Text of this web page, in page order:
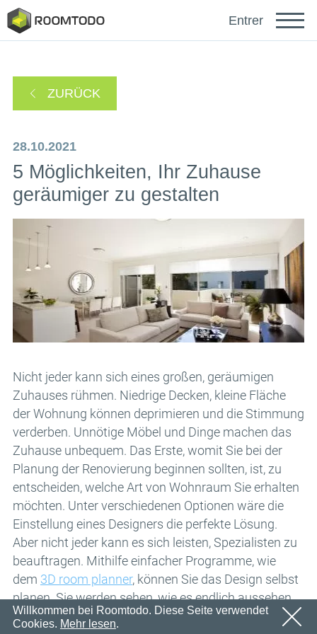
sich anmelden mit
oder
Email
Passwort
OK
Anmeldung Passwort erinnern
Danke für die Registrierung
Wir werden in Kürze eine E-Mail mit einem
aktivieren
OK
Ein Link zur Passwortwiederherstellung wurde an
Ihre E-Mail-Adresse gesendet.
OK
Entrer
ZURÜCK
28.10.2021
5 Möglichkeiten, Ihr Zuhause
geräumiger zu gestalten
Nicht jeder kann sich eines großen, geräumigen
Zuhauses rühmen. Niedrige Decken, kleine Fläche
der Wohnung können deprimieren und die Stimmung
verderben. Unnötige Möbel und Dinge machen das
Zuhause unbequem. Das Erste, womit Sie bei der
Planung der Renovierung beginnen sollten, ist, zu
entscheiden, welche Art von Wohnraum Sie erhalten
möchten. Unter verschiedenen Optionen wäre die
Einstellung eines Designers die perfekte Lösung.
Aber nicht jeder kann es sich leisten, Spezialisten zu
beauftragen. Mithilfe einfacher Programme, wie
dem 3D room planner, können Sie das Design selbst
planen. Sie werden sehen, wie es endlich aussehen
wird. Die Werkzeuge dieses Service sind einfach,
Willkommen bei Roomtodo. Diese Seite verwendet
Cookies. Mehr lesen.